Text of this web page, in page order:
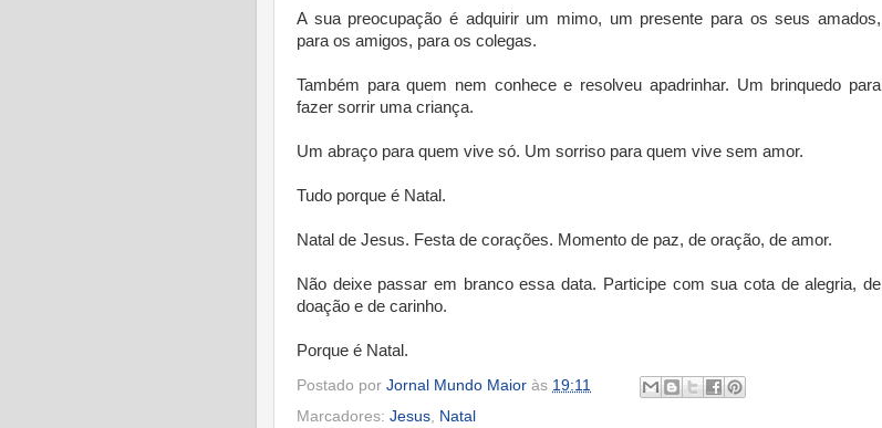
A sua preocupação é adquirir um mimo, um presente para os seus amados,
para os amigos, para os colegas.
Também para quem nem conhece e resolveu apadrinhar. Um brinquedo para
fazer sorrir uma criança.
Um abraço para quem vive só. Um sorriso para quem vive sem amor.
Tudo porque é Natal.
Natal de Jesus. Festa de corações. Momento de paz, de oração, de amor.
Não deixe passar em branco essa data. Participe com sua cota de alegria, de
doação e de carinho.
Porque é Natal.
Postado por Jornal Mundo Maior às 19:11
Marcadores: Jesus, Natal